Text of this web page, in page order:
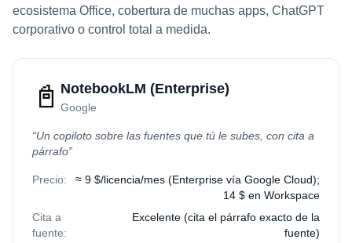
ecosistema Office, cobertura de muchas apps, ChatGPT
corporativo o control total a medida.
📓 NotebookLM (Enterprise)
Google
“Un copiloto sobre las fuentes que tú le subes, con cita a
párrafo”
Precio:
≈ 9 $/licencia/mes (Enterprise vía Google Cloud);
14 $ en Workspace
Cita a
fuente:
Excelente (cita el párrafo exacto de la
fuente)